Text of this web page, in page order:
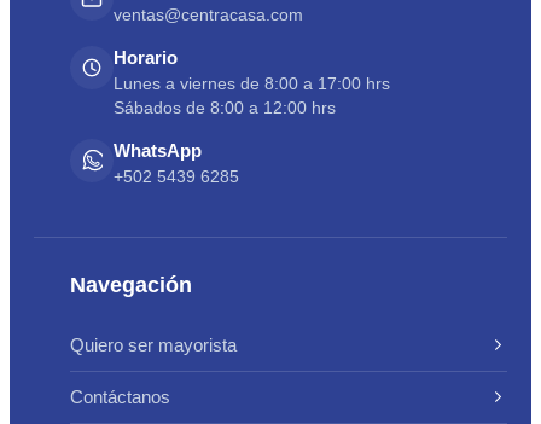
ventas@centracasa.com
Horario
Lunes a viernes de 8:00 a 17:00 hrs
Sábados de 8:00 a 12:00 hrs
WhatsApp
+502 5439 6285
Navegación
Quiero ser mayorista
Contáctanos